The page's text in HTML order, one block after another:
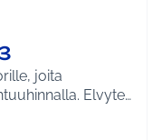
joita
Elvyte…